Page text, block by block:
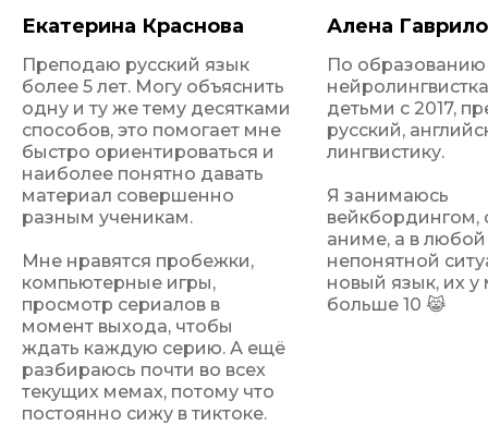
Екатерина Краснова
Преподаю русский язык
более 5 лет. Могу объяснить
одну и ту же тему десятками
способов, это помогает мне
быстро ориентироваться и
наиболее понятно давать
материал совершенно
разным ученикам.
Мне нравятся пробежки,
компьютерные игры,
просмотр сериалов в
момент выхода, чтобы
ждать каждую серию. А ещё
разбираюсь почти во всех
текущих мемах, потому что
постоянно сижу в тиктоке.
Алена
По образованию
детьми с 2017,
русский,
лингвистику.
Я занимаюсь
вейкбордингом,
аниме, а в любой
непонятной
новый язык, их
больше 10 😹
Занятия в группе от 2 до 4 человек
Стоимость курса — 240 евро
(24 тысячи рублей)